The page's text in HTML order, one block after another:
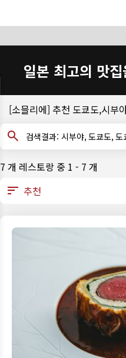
일본 최고의 맛
[소믈리에] 추천 도쿄도,시부
검색결과: 시부야, 도쿄
7 개 레스토랑 중 1 - 7 개